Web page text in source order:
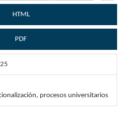
HTML
PDF
procesos universitarios